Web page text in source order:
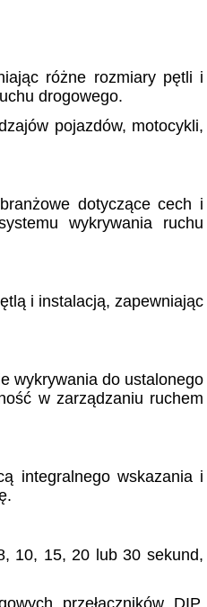
różne rozmiary pętli i
drogowego.
pojazdów, motocykli,
dotyczące cech i
wykrywania ruchu
i instalacją, zapewniając
wykrywania do ustalonego
w zarządzaniu ruchem
integralnego wskazania i
10, 15, 20 lub 30 sekund,
przełączników DIP,